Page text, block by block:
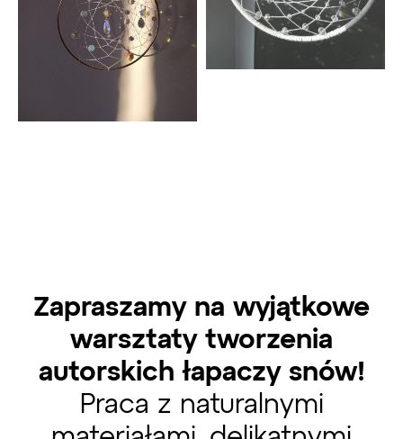
Zapraszamy na wyjątkowe
warsztaty tworzenia
autorskich łapaczy snów!
Praca z naturalnymi